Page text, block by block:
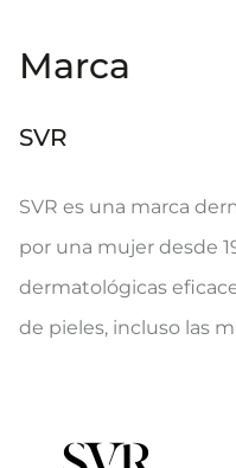
Marca
SVR
SVR es una marca
por una mujer desde
dermatológicas
de pieles, incluso las